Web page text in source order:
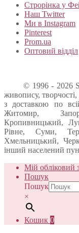
Строрінка у
Наш Twitter
Ми в Instagram
Pinterest
Prom.ua
Оптовий відділ
© 1996 - 2026
живопису,
з доставкою по
Житомир,
Кропивницький,
Рівне, Суми,
Хмельницький,
інший населений
Мій обліковий
Пошук
Пошук
×
Кошик 0